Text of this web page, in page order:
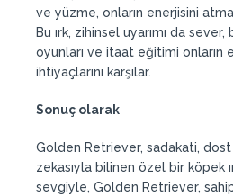
ve yüzme, onların enerjisini
Bu ırk, zihinsel uyarımı da
oyunları ve itaat eğitimi onların
ihtiyaçlarını karşılar.
Sonuç olarak
Golden Retriever, sadakati, dost
zekasıyla bilinen özel bir köpek
sevgiyle, Golden Retriever,